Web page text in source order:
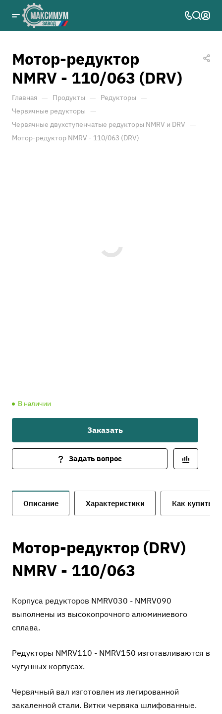
Мотор-редуктор
NMRV - 110/063 (DRV)
Главная — Продукты — Редукторы —
Червячные редукторы —
Червячные двухступенчатые редукторы NMRV и DRV —
Мотор-редуктор NMRV - 110/063 (DRV)
В наличии
Заказать
Задать вопрос
Описание Характеристики Как купить
Мотор-редуктор (DRV)
NMRV - 110/063
Корпуса редукторов NMRV030 - NMRV090
выполнены из высокопрочного алюминиевого
сплава.
Редукторы NMRV110 - NMRV150 изготавливаются в
чугунных корпусах.
Червячный вал изготовлен из легированной
закаленной стали. Витки червяка шлифованные.